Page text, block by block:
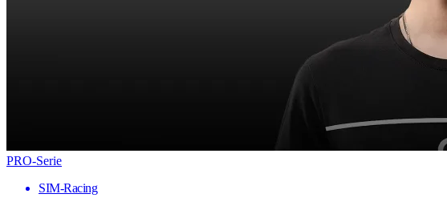
PRO-Serie
SIM-Racing